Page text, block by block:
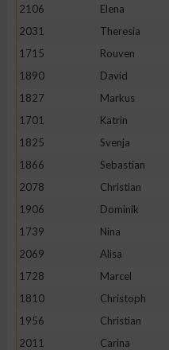
2106
Elena
2031
Theresia
1715
Rouven
1890
David
1827
Markus
1701
Katrin
1825
Svenja
1866
Sebastian
2078
Christian
1906
Dominik
1739
Nina
2069
Alisa
1728
Marcel
1810
Christoph
1956
Christian
2011
Carina
Erstellung von Profilen zur
Verwendung von Profilen
verschiedenen Quellen
Entwicklung und
Verwendung reduzierter